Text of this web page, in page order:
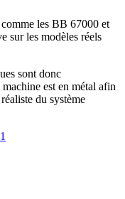
comme les BB 67000 et
sur les modèles réels
sont donc
est en métal afin
du système